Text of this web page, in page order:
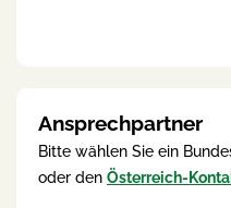
Ansprechpartner
Bitte wählen Sie ein
oder den Österreich-